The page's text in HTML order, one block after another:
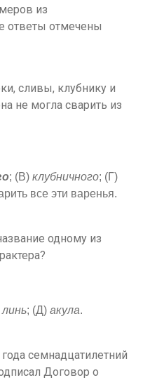
из
ответы отмечены
сливы, клубнику и
не могла сварить из
; (В) клубничного; (Г)
все эти варенья.
одному из
линь; (Д) акула.
семнадцатилетний
Договор о